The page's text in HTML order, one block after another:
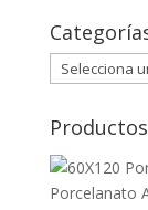
Productos
Porcelanato